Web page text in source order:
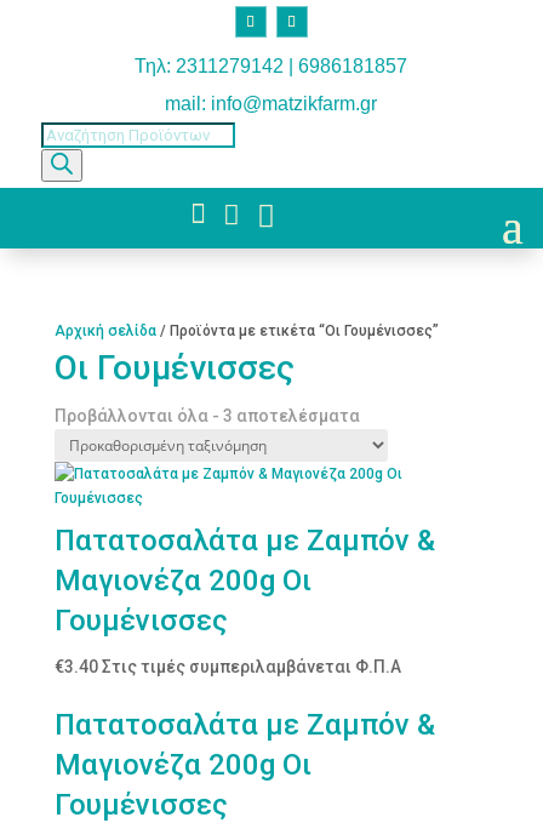
Τηλ: 2311279142 | 6986181857
mail: info@matzikfarm.gr
Products
search
  
Αρχική σελίδα/ Προϊόντα με ετικέτα “Οι Γουμένισσες”
Οι Γουμένισσες
Προβάλλονται όλα - 3 αποτελέσματα
Πατατοσαλάτα με Ζαμπόν &
Μαγιονέζα 200g Οι
Γουμένισσες
€3.40 Στις τιμές συμπεριλαμβάνεται Φ.Π.Α
Πατατοσαλάτα με Ζαμπόν &
Μαγιονέζα 200g Οι
Γουμένισσες